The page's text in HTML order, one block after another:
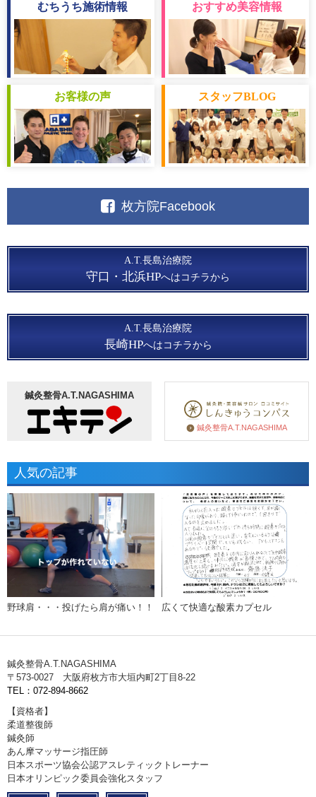
むちうち施術情報 おすすめ美容情報
お客様の声 スタッフBLOG
枚方院Facebook
A.T.長島治療院
守口・北浜HPへはコチラから
A.T.長島治療院
長崎HPへはコチラから
鍼灸整骨A.T.NAGASHIMA
鍼灸整骨A.T.NAGASHIMA
人気の記事
野球肩・・・投げたら肩が痛い！！ 広くて快適な酸素カプセル
鍼灸整骨A.T.NAGASHIMA
〒573-0027 大阪府枚方市大垣内町2丁目8-22
TEL：072-894-8662
【資格者】
柔道整復師
鍼灸師
あん摩マッサージ指圧師
日本スポーツ協会公認アスレティックトレーナー
日本オリンピック委員会強化スタッフ